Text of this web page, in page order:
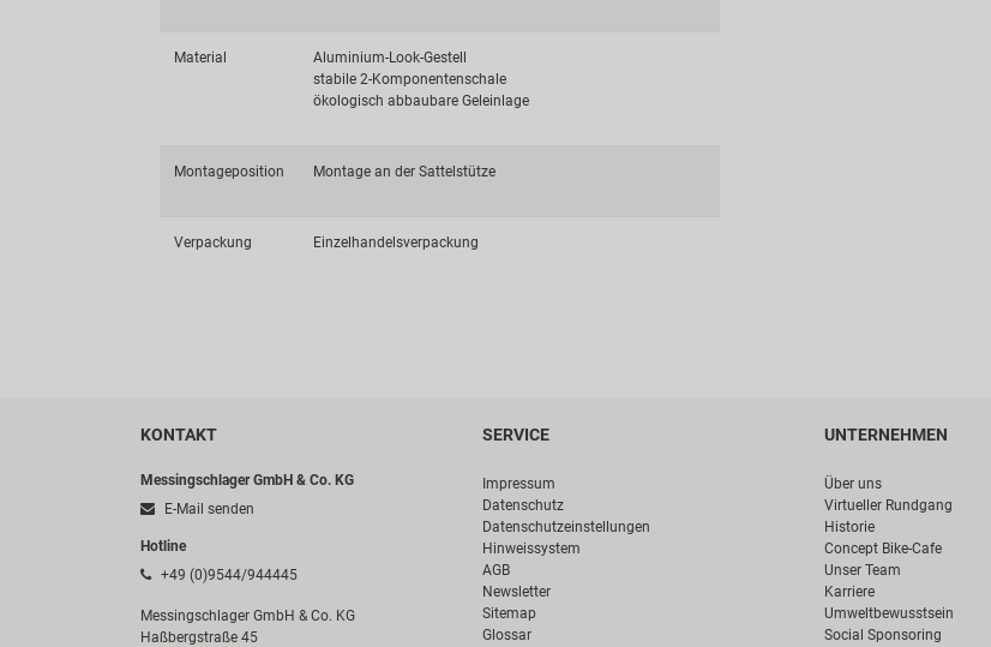
Material
Aluminium-Look-Gestell
stabile 2-Komponentenschale
ökologisch abbaubare Geleinlage
Montageposition Montage an der Sattelstütze
Verpackung Einzelhandelsverpackung
KONTAKT
Messingschlager GmbH & Co. KG
E-Mail senden
Hotline
+49 (0)9544/944445
Messingschlager GmbH & Co. KG
Haßbergstraße 45
SERVICE
Impressum
Datenschutz
Datenschutzeinstellungen
Hinweissystem
AGB
Newsletter
Sitemap
Glossar
UNTERNEHMEN
Über uns
Virtueller Rundgang
Historie
Concept Bike-Cafe
Unser Team
Karriere
Umweltbewusstsein
Social Sponsoring